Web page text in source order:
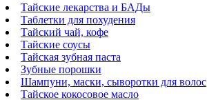
Тайские лекарства и БАДы
Таблетки для похудения
Тайский чай, кофе
Тайские соусы
Тайская зубная паста
Зубные порошки
Шампуни, маски, сыворотки для волос
Тайское кокосовое масло